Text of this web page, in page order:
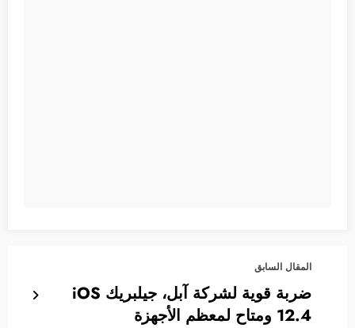
المقال السابق
ضربة قوية لشركة آبل، جيلبريك iOS
12.4 ومتاح لمعظم الأجهزة